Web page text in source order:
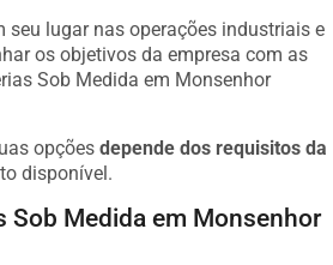
seu lugar nas operações industriais e
os objetivos da empresa com as
Sob Medida em Monsenhor
opçõesdepende dos requisitos da
disponível.
Sob Medida em Monsenhor